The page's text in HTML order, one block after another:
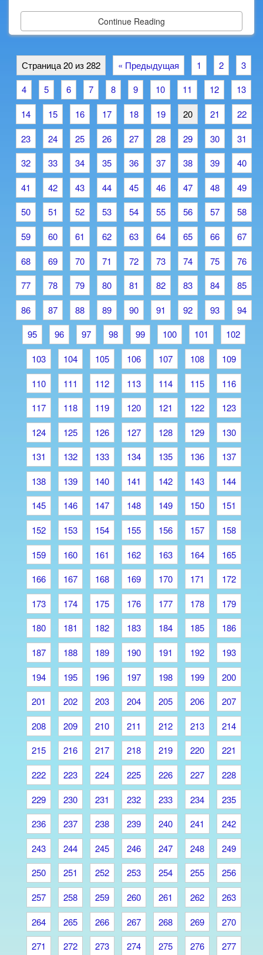
Continue Reading
Страница 20 из 282 « Предыдущая 1 2
3
4
5 6 7 8 9 10 11 12
13
14
15 16 17 18 19 20 21
22
23
24 25 26 27 28 29 30
31
32
33 34 35 36 37 38 39
40
41
42 43 44 45 46 47 48
49
50
51 52 53 54 55 56 57
58
59
60 61 62 63 64 65 66
67
68
69 70 71 72 73 74 75
76
77
78 79 80 81 82 83 84
85
86
87 88 89 90 91 92 93
94
95
96 97 98 99 100 101
102
103
104 105 106 107 108
109
110
111 112 113 114 115
116
117
118 119 120 121 122
123
124
125 126 127 128 129
130
131
132 133 134 135 136
137
138
139 140 141 142 143
144
145
146 147 148 149 150
151
152
153 154 155 156 157
158
159
160 161 162 163 164
165
166
167 168 169 170 171
172
173
174 175 176 177 178
179
180
181 182 183 184 185
186
187
188 189 190 191 192
193
194
195 196 197 198 199
200
201
202 203 204 205 206
207
208
209 210 211 212 213
214
215
216 217 218 219 220
221
222
223 224 225 226 227
228
229
230 231 232 233 234
235
236
237 238 239 240 241
242
243
244 245 246 247 248
249
250
251 252 253 254 255
256
257
258 259 260 261 262
263
264
265 266 267 268 269
270
271
272 273 274 275 276 277